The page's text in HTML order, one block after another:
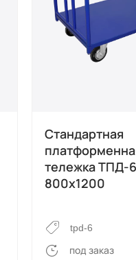
Стандартная
тележка ТПД-6
800х1200
tpd-6
под заказ